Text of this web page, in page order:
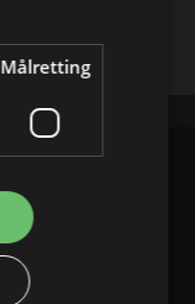
Målretting